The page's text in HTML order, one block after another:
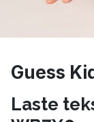
Guess
Laste